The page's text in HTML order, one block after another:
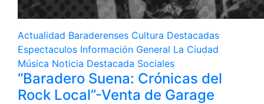
Actualidad Baraderenses Cultura Destacadas
Espectaculos Información General La Ciudad
Música Noticia Destacada Sociales
“Baradero Suena: Crónicas del
Rock Local”-Venta de Garage